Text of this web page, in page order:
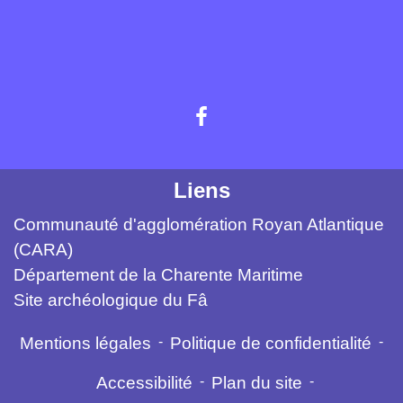
Liens
Communauté d'agglomération Royan Atlantique
(CARA)
Département de la Charente Maritime
Site archéologique du Fâ
Mentions légales - Politique de confidentialité -
Accessibilité - Plan du site -